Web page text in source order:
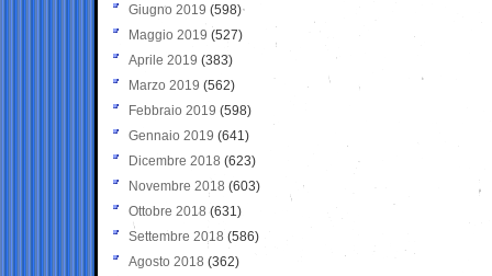
Giugno 2019 (598)
Maggio 2019 (527)
Aprile 2019 (383)
Marzo 2019 (562)
Febbraio 2019 (598)
Gennaio 2019 (641)
Dicembre 2018 (623)
Novembre 2018 (603)
Ottobre 2018 (631)
Settembre 2018 (586)
Agosto 2018 (362)